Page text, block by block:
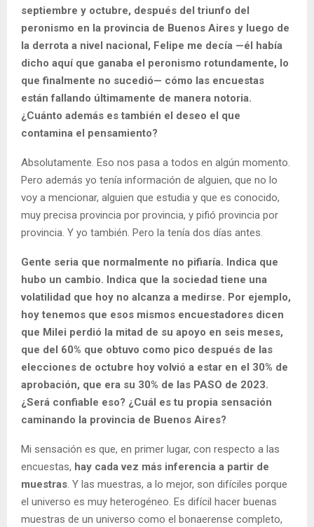
septiembre y octubre, después del triunfo del
peronismo en la provincia de Buenos Aires y luego de
la derrota a nivel nacional, Felipe me decía —él había
dicho aquí que ganaba el peronismo rotundamente, lo
que finalmente no sucedió— cómo las encuestas
están fallando últimamente de manera notoria.
¿Cuánto además es también el deseo el que
contamina el pensamiento?​
Absolutamente. Eso nos pasa a todos en algún momento.
Pero además yo tenía información de alguien, que no lo
voy a mencionar, alguien que estudia y que es conocido,
muy precisa provincia por provincia, y pifió provincia por
provincia. Y yo también. Pero la tenía dos días antes.
Gente seria que normalmente no pifiaría. Indica que
hubo un cambio. Indica que la sociedad tiene una
volatilidad que hoy no alcanza a medirse. Por ejemplo,
hoy tenemos que esos mismos encuestadores dicen
que Milei perdió la mitad de su apoyo en seis meses,
que del 60% que obtuvo como pico después de las
elecciones de octubre hoy volvió a estar en el 30% de
aprobación, que era su 30% de las PASO de 2023.
¿Será confiable eso? ¿Cuál es tu propia sensación
caminando la provincia de Buenos Aires?
Mi sensación es que, en primer lugar, con respecto a las
encuestas, hay cada vez más inferencia a partir de
muestras. Y las muestras, a lo mejor, son difíciles porque
el universo es muy heterogéneo. Es difícil hacer buenas
muestras de un universo como el bonaerense completo,